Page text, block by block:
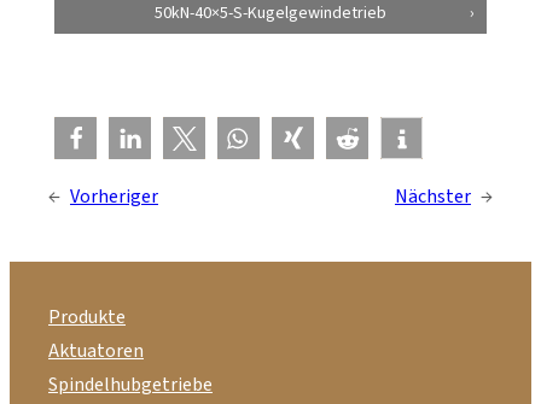
50kN-40×5-S-Kugelgewindetrieb
← Vorheriger Nächster →
Produkte
Aktuatoren
Spindelhubgetriebe